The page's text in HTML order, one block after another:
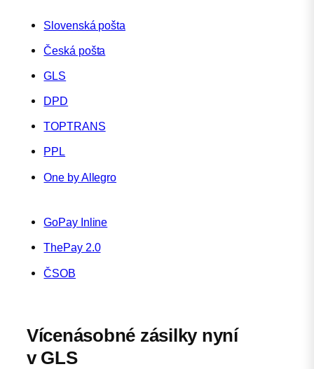
Slovenská pošta
Česká pošta
GLS
DPD
TOPTRANS
PPL
One by Allegro
GoPay Inline
ThePay 2.0
ČSOB
Vícenásobné zásilky nyní
v GLS